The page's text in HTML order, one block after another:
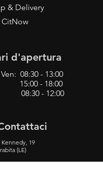
& Delivery
CitNow
d'apertura
08:30 - 13:00
- 18:00
08:30 - 12:00
19
(LE)